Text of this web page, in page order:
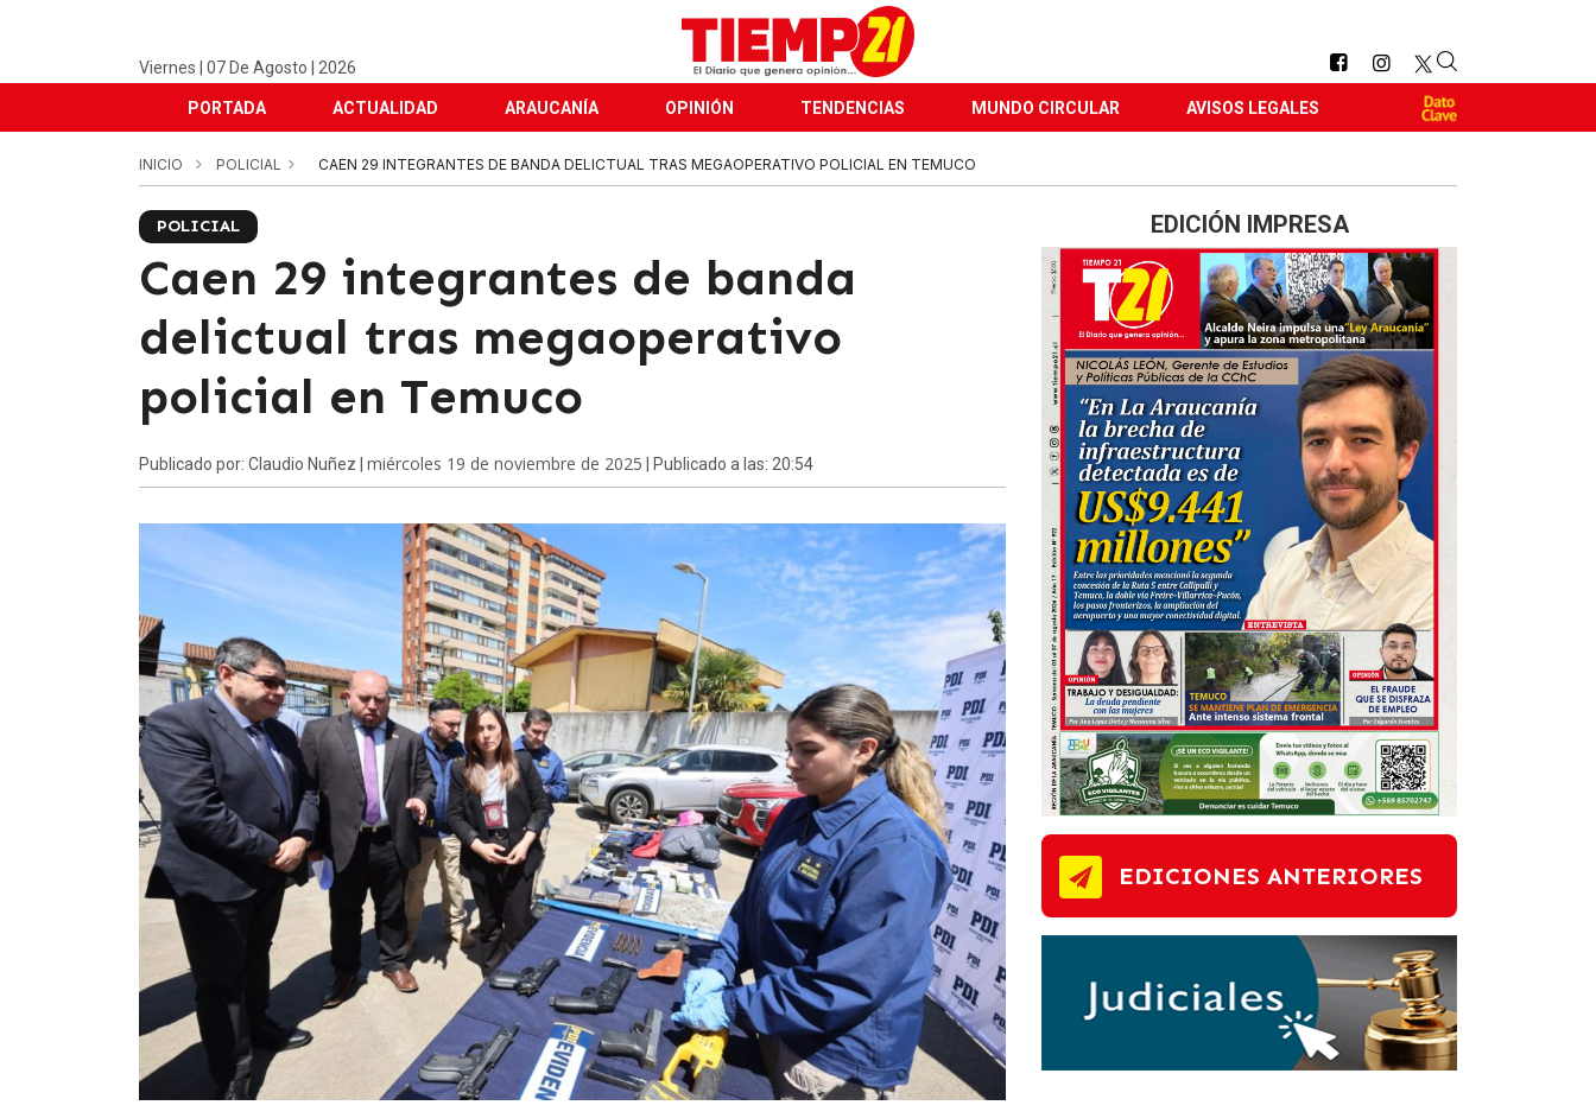
Viernes | 07 De Agosto | 2026
PORTADA ACTUALIDAD ARAUCANÍA OPINIÓN TENDENCIAS MUNDO CIRCULAR AVISOS LEGALES
INICIO POLICIAL CAEN 29 INTEGRANTES DE BANDA DELICTUAL TRAS MEGAOPERATIVO POLICIAL EN TEMUCO
POLICIAL
Caen 29 integrantes de banda
delictual tras megaoperativo
policial en Temuco
Publicado por: Claudio Nuñez | miércoles 19 de noviembre de 2025 | Publicado a las: 20:54
EDICIÓN IMPRESA
EDICIONES ANTERIORES